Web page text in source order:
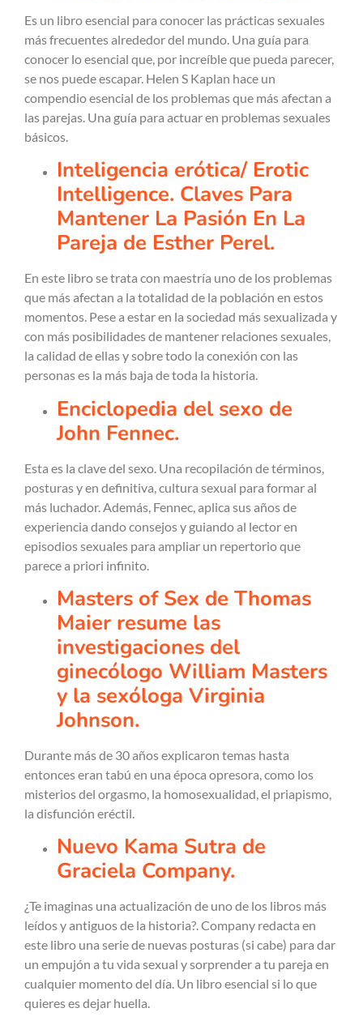
Es un libro esencial para conocer las prácticas sexuales
más frecuentes alrededor del mundo. Una guía para
conocer lo esencial que, por increíble que pueda parecer,
se nos puede escapar. Helen S Kaplan hace un
compendio esencial de los problemas que más afectan a
las parejas. Una guía para actuar en problemas sexuales
básicos.
Inteligencia erótica/ Erotic
Intelligence. Claves Para
Mantener La Pasión En La
Pareja de Esther Perel.
En este libro se trata con maestría uno de los problemas
que más afectan a la totalidad de la población en estos
momentos. Pese a estar en la sociedad más sexualizada y
con más posibilidades de mantener relaciones sexuales,
la calidad de ellas y sobre todo la conexión con las
personas es la más baja de toda la historia.
Enciclopedia del sexo de
John Fennec.
Esta es la clave del sexo. Una recopilación de términos,
posturas y en definitiva, cultura sexual para formar al
más luchador. Además, Fennec, aplica sus años de
experiencia dando consejos y guiando al lector en
episodios sexuales para ampliar un repertorio que
parece a priori infinito.
Masters of Sex de Thomas
Maier resume las
investigaciones del
ginecólogo William Masters
y la sexóloga Virginia
Johnson.
Durante más de 30 años explicaron temas hasta
entonces eran tabú en una época opresora, como los
misterios del orgasmo, la homosexualidad, el priapismo,
la disfunción eréctil.
Nuevo Kama Sutra de
Graciela Company.
¿Te imaginas una actualización de uno de los libros más
leídos y antiguos de la historia?. Company redacta en
este libro una serie de nuevas posturas (si cabe) para dar
un empujón a tu vida sexual y sorprender a tu pareja en
cualquier momento del día. Un libro esencial si lo que
quieres es dejar huella.